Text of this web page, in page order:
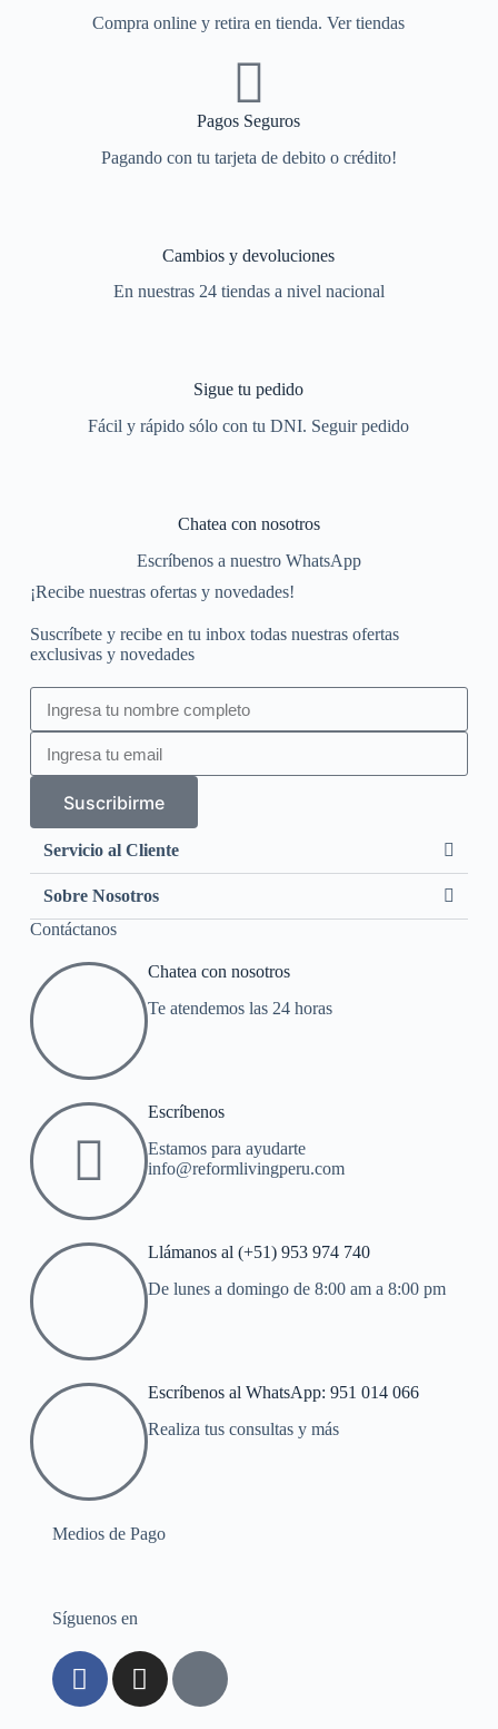
Compra online y retira en tienda. Ver tiendas
Pagos Seguros
Pagando con tu tarjeta de debito o crédito!
Cambios y devoluciones
En nuestras 24 tiendas a nivel nacional
Sigue tu pedido
Fácil y rápido sólo con tu DNI. Seguir pedido
Chatea con nosotros
Escríbenos a nuestro WhatsApp
¡Recibe nuestras ofertas y novedades!
Suscríbete y recibe en tu inbox todas nuestras ofertas
exclusivas y novedades
Suscribirme
Servicio al Cliente
Sobre Nosotros
Contáctanos
Chatea con nosotros
Te atendemos las 24 horas
Escríbenos
Estamos para ayudarte
info@reformlivingperu.com
Llámanos al (+51) 953 974 740
De lunes a domingo de 8:00 am a 8:00 pm
Escríbenos al WhatsApp: 951 014 066
Realiza tus consultas y más
Medios de Pago
Síguenos en